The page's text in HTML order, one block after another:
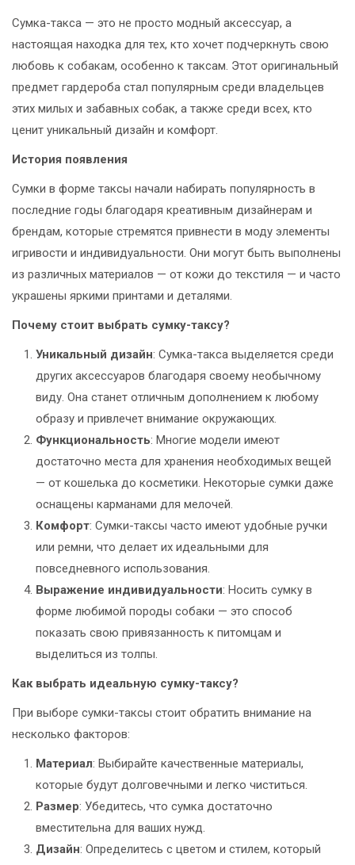
Сумка-такса — это не просто модный аксессуар, а
настоящая находка для тех, кто хочет подчеркнуть свою
любовь к собакам, особенно к таксам. Этот оригинальный
предмет гардероба стал популярным среди владельцев
этих милых и забавных собак, а также среди всех, кто
ценит уникальный дизайн и комфорт.
История появления
Сумки в форме таксы начали набирать популярность в
последние годы благодаря креативным дизайнерам и
брендам, которые стремятся привнести в моду элементы
игривости и индивидуальности. Они могут быть выполнены
из различных материалов — от кожи до текстиля — и часто
украшены яркими принтами и деталями.
Почему стоит выбрать сумку-таксу?
Уникальный дизайн: Сумка-такса выделяется среди
других аксессуаров благодаря своему необычному
виду. Она станет отличным дополнением к любому
образу и привлечет внимание окружающих.
Функциональность: Многие модели имеют
достаточно места для хранения необходимых вещей
— от кошелька до косметики. Некоторые сумки даже
оснащены карманами для мелочей.
Комфорт: Сумки-таксы часто имеют удобные ручки
или ремни, что делает их идеальными для
повседневного использования.
Выражение индивидуальности: Носить сумку в
форме любимой породы собаки — это способ
показать свою привязанность к питомцам и
выделиться из толпы.
Как выбрать идеальную сумку-таксу?
При выборе сумки-таксы стоит обратить внимание на
несколько факторов:
Материал: Выбирайте качественные материалы,
которые будут долговечными и легко чиститься.
Размер: Убедитесь, что сумка достаточно
вместительна для ваших нужд.
Дизайн: Определитесь с цветом и стилем, который